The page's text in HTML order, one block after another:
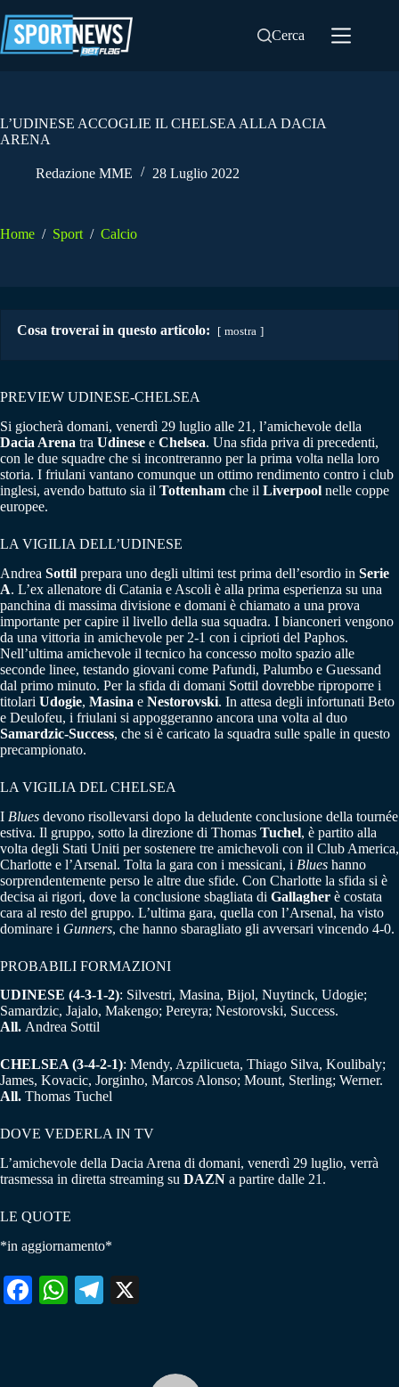
al
contenuto
Cerca
L’UDINESE ACCOGLIE IL CHELSEA ALLA DACIA
ARENA
Redazione MME 28 Luglio 2022
Home / Sport / Calcio
Cosa troverai in questo articolo: mostra
PREVIEW UDINESE-CHELSEA
Si giocherà domani, venerdì 29 luglio alle 21, l’amichevole della
Dacia Arena tra Udinese e Chelsea. Una sfida priva di precedenti,
con le due squadre che si incontreranno per la prima volta nella loro
storia. I friulani vantano comunque un ottimo rendimento contro i club
inglesi, avendo battuto sia il Tottenham che il Liverpool nelle coppe
europee.
LA VIGILIA DELL’UDINESE
Andrea Sottil prepara uno degli ultimi test prima dell’esordio in Serie
A. L’ex allenatore di Catania e Ascoli è alla prima esperienza su una
panchina di massima divisione e domani è chiamato a una prova
importante per capire il livello della sua squadra. I bianconeri vengono
da una vittoria in amichevole per 2-1 con i ciprioti del Paphos.
Nell’ultima amichevole il tecnico ha concesso molto spazio alle
seconde linee, testando giovani come Pafundi, Palumbo e Guessand
dal primo minuto. Per la sfida di domani Sottil dovrebbe riproporre i
titolari Udogie, Masina e Nestorovski. In attesa degli infortunati Beto
e Deulofeu, i friulani si appoggeranno ancora una volta al duo
Samardzic-Success, che si è caricato la squadra sulle spalle in questo
precampionato.
LA VIGILIA DEL CHELSEA
I Blues devono risollevarsi dopo la deludente conclusione della tournée
estiva. Il gruppo, sotto la direzione di Thomas Tuchel, è partito alla
volta degli Stati Uniti per sostenere tre amichevoli con il Club America,
Charlotte e l’Arsenal. Tolta la gara con i messicani, i Blues hanno
sorprendentemente perso le altre due sfide. Con Charlotte la sfida si è
decisa ai rigori, dove la conclusione sbagliata di Gallagher è costata
cara al resto del gruppo. L’ultima gara, quella con l’Arsenal, ha visto
dominare i Gunners, che hanno sbaragliato gli avversari vincendo 4-0.
PROBABILI FORMAZIONI
UDINESE (4-3-1-2): Silvestri, Masina, Bijol, Nuytinck, Udogie;
Samardzic, Jajalo, Makengo; Pereyra; Nestorovski, Success.
All. Andrea Sottil
CHELSEA (3-4-2-1): Mendy, Azpilicueta, Thiago Silva, Koulibaly;
James, Kovacic, Jorginho, Marcos Alonso; Mount, Sterling; Werner.
All. Thomas Tuchel
DOVE VEDERLA IN TV
L’amichevole della Dacia Arena di domani, venerdì 29 luglio, verrà
trasmessa in diretta streaming su DAZN a partire dalle 21.
LE QUOTE
*in aggiornamento*
Fa W
Te